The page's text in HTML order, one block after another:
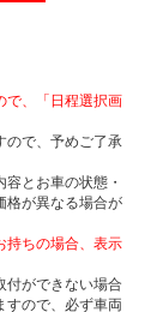
で、「日程選択画
ので、予めご了承
とお車の状態・
格が異なる場合が
持ちの場合、表示
ができない場合
すので、必ず車両